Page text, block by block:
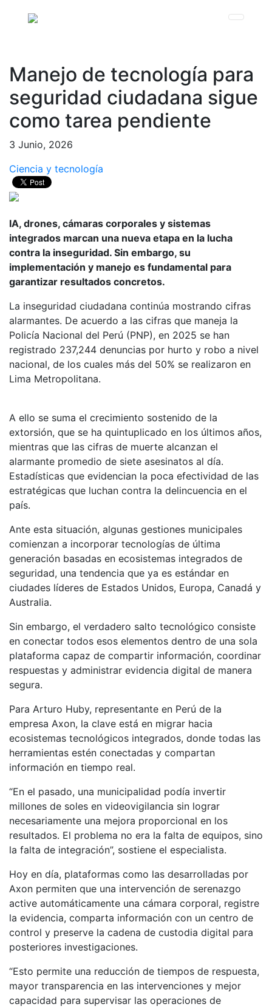
Manejo de tecnología para
seguridad ciudadana sigue
como tarea pendiente
3 Junio, 2026
Ciencia y tecnología
IA, drones, cámaras corporales y sistemas
integrados marcan una nueva etapa en la lucha
contra la inseguridad. Sin embargo, su
implementación y manejo es fundamental para
garantizar resultados concretos.
La inseguridad ciudadana continúa mostrando cifras
alarmantes. De acuerdo a las cifras que maneja la
Policía Nacional del Perú (PNP), en 2025 se han
registrado 237,244 denuncias por hurto y robo a nivel
nacional, de los cuales más del 50% se realizaron en
Lima Metropolitana.
A ello se suma el crecimiento sostenido de la
extorsión, que se ha quintuplicado en los últimos años,
mientras que las cifras de muerte alcanzan el
alarmante promedio de siete asesinatos al día.
Estadísticas que evidencian la poca efectividad de las
estratégicas que luchan contra la delincuencia en el
país.
Ante esta situación, algunas gestiones municipales
comienzan a incorporar tecnologías de última
generación basadas en ecosistemas integrados de
seguridad, una tendencia que ya es estándar en
ciudades líderes de Estados Unidos, Europa, Canadá y
Australia.
Sin embargo, el verdadero salto tecnológico consiste
en conectar todos esos elementos dentro de una sola
plataforma capaz de compartir información, coordinar
respuestas y administrar evidencia digital de manera
segura.
Para Arturo Huby, representante en Perú de la
empresa Axon, la clave está en migrar hacia
ecosistemas tecnológicos integrados, donde todas las
herramientas estén conectadas y compartan
información en tiempo real.
“En el pasado, una municipalidad podía invertir
millones de soles en videovigilancia sin lograr
necesariamente una mejora proporcional en los
resultados. El problema no era la falta de equipos, sino
la falta de integración”, sostiene el especialista.
Hoy en día, plataformas como las desarrolladas por
Axon permiten que una intervención de serenazgo
active automáticamente una cámara corporal, registre
la evidencia, comparta información con un centro de
control y preserve la cadena de custodia digital para
posteriores investigaciones.
“Esto permite una reducción de tiempos de respuesta,
mayor transparencia en las intervenciones y mejor
capacidad para supervisar las operaciones de